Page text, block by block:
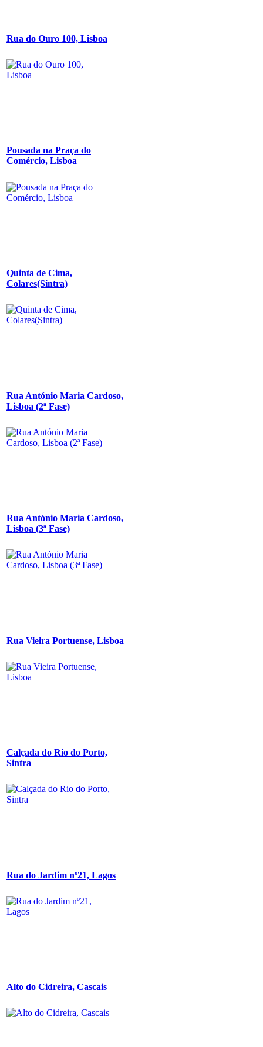
Rua do Ouro 100, Lisboa
Pousada na Praça do
Comércio, Lisboa
Quinta de Cima,
Colares(Sintra)
Rua António Maria Cardoso,
Lisboa (2ª Fase)
Rua António Maria Cardoso,
Lisboa (3ª Fase)
Rua Vieira Portuense, Lisboa
Calçada do Rio do Porto,
Sintra
Rua do Jardim nº21, Lagos
Alto do Cidreira, Cascais